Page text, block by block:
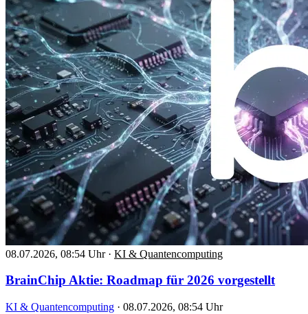
08.07.2026, 08:54 Uhr · KI & Quantencomputing
BrainChip Aktie: Roadmap für 2026 vorgestellt
KI & Quantencomputing · 08.07.2026, 08:54 Uhr